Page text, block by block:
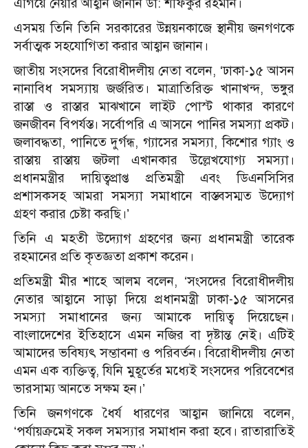
এগিয়ে নেয়ার আহ্বান জানান ডা: শফিকুর রহমান।
এসময় তিনি তিনি সরকারের উন্নয়নকাজে স্থানীয় জনগণকে
সর্বাত্মক সহযোগিতা করার আহ্বান জানান।
জাতীয় সংসদের বিরোধীদলীয় নেতা বলেন, ‘ঢাকা-১৫ আসন
নানাবিধ সমস্যায় জর্জরিত। মাত্রাতিরিক্ত খানাখন্দ, ভঙ্গুর
রাস্তা ও রাস্তার মাঝখানে লাইট পোস্ট থাকার কারণে
জনজীবন বিপর্যস্ত। সর্বোপরি এ আসনে পানির সমস্যা প্রকট।
জলাবদ্ধতা, পানিতে দুর্গন্ধ, গ্যাসের সমস্যা, কিশোর গ্যাং ও
রাস্তায় রাস্তায় জটলা এখানকার উল্লেখযোগ্য সমস্যা।
প্রধানমন্ত্রীর দায়িত্বপ্রাপ্ত প্রতিমন্ত্রী এবং ডিএনসিসির
প্রশাসকসহ আমরা সমস্যা সমাধানে বাস্তবসম্মত উদ্যোগ
গ্রহণ করার চেষ্টা করছি।’
তিনি এ মহতী উদ্যোগ গ্রহণের জন্য প্রধানমন্ত্রী তারেক
রহমানের প্রতি কৃতজ্ঞতা প্রকাশ করেন।
প্রতিমন্ত্রী মীর শাহে আলম বলেন, ‘সংসদের বিরোধীদলীয়
নেতার আহ্বানে সাড়া দিয়ে প্রধানমন্ত্রী ঢাকা-১৫ আসনের
সমস্যা সমাধানের জন্য আমাকে দায়িত্ব দিয়েছেন।
বাংলাদেশের ইতিহাসে এমন নজির বা দৃষ্টান্ত নেই। এটিই
আমাদের ভবিষ্যৎ সম্ভাবনা ও পরিবর্তন। বিরোধীদলীয় নেতা
এমন এক ব্যক্তিত্ব, যিনি মুহূর্তের মধ্যেই সংসদের পরিবেশের
ভারসাম্য আনতে সক্ষম হন।’
তিনি জনগণকে ধৈর্য ধারণের আহ্বান জানিয়ে বলেন,
‘পর্যায়ক্রমেই সকল সমস্যার সমাধান করা হবে। রাতারাতিই